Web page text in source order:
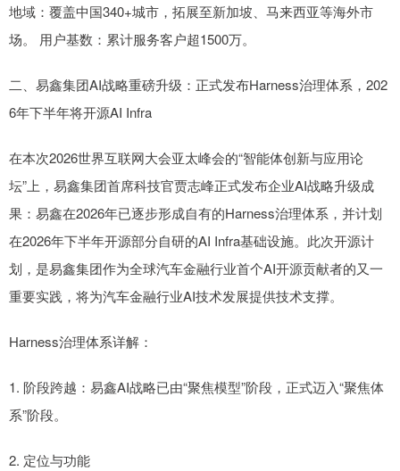
地域：覆盖中国340+城市，拓展至新加坡、马来西亚等海外市
场。 用户基数：累计服务客户超1500万。
二、易鑫集团AI战略重磅升级：正式发布Harness治理体系，202
6年下半年将开源AI Infra
在本次2026世界互联网大会亚太峰会的“智能体创新与应用论
坛”上，易鑫集团首席科技官贾志峰正式发布企业AI战略升级成
果：易鑫在2026年已逐步形成自有的Harness治理体系，并计划
在2026年下半年开源部分自研的AI Infra基础设施。此次开源计
划，是易鑫集团作为全球汽车金融行业首个AI开源贡献者的又一
重要实践，将为汽车金融行业AI技术发展提供技术支撑。
Harness治理体系详解：
1. 阶段跨越：易鑫AI战略已由“聚焦模型”阶段，正式迈入“聚焦体
系”阶段。
2. 定位与功能